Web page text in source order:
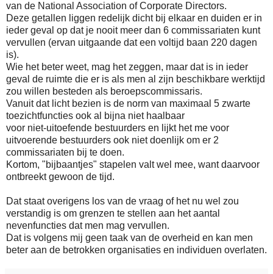
van de National Association of Corporate Directors.
Deze getallen liggen redelijk dicht bij elkaar en duiden er in
ieder geval op dat je nooit meer dan 6 commissariaten kunt
vervullen (ervan uitgaande dat een voltijd baan 220 dagen
is).
Wie het beter weet, mag het zeggen, maar dat is in ieder
geval de ruimte die er is als men al zijn beschikbare werktijd
zou willen besteden als beroepscommissaris.
Vanuit dat licht bezien is de norm van maximaal 5 zwarte
toezichtfuncties ook al bijna niet haalbaar
voor niet-uitoefende bestuurders en lijkt het me voor
uitvoerende bestuurders ook niet doenlijk om er 2
commissariaten bij te doen.
Kortom, "bijbaantjes" stapelen valt wel mee, want daarvoor
ontbreekt gewoon de tijd.
Dat staat overigens los van de vraag of het nu wel zou
verstandig is om grenzen te stellen aan het aantal
nevenfuncties dat men mag vervullen.
Dat is volgens mij geen taak van de overheid en kan men
beter aan de betrokken organisaties en individuen overlaten.